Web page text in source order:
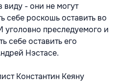
- они не могут
себе роскошь оставить во
уголовно преследуемого и
себе оставить его
Нэстасе.
Константин Кеяну